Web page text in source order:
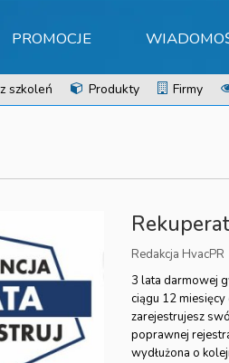
PROMOCJE
szkoleń Produkty Firmy
Redakcja HvacPR
3 lata darmowej
ciągu 12
zarejestrujesz
poprawnej
wydłużona o